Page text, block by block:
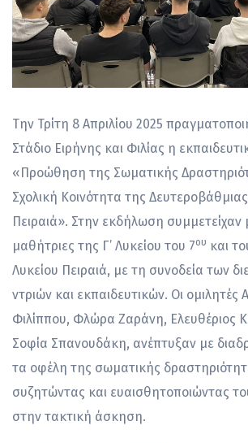
Την Τρίτη 8 Απριλίου 2025
Στάδιο Ειρήνης και Φιλίας η
«Προώθηση της Σωματικής
Σχολική Κοινότητα της
Πειραιά». Στην εκδήλωση συμμετείχαν
μαθήτριες της Γ’ Λυκείου του 7ου και
Λυκείου Πειραιά, με τη συνοδεία των
ντριών και εκπαιδευτικών. Οι ομιλητές
Φιλίππου, Φλώρα Ζαράνη, Ελευθέριος
Σοφία Σπανουδάκη, ανέπτυξαν με
τα οφέλη της σωματικής
συζητώντας και ευαισθητοποιώντας
στην τακτική άσκηση.